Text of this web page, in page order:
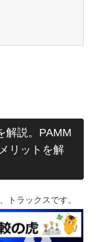
解説。PAMM
リットを解
トラックスです。